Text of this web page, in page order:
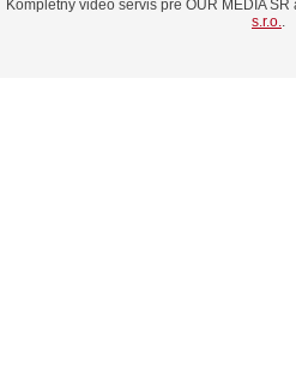
Kompletný video servis pre OUR MEDIA SR
s.r.o.